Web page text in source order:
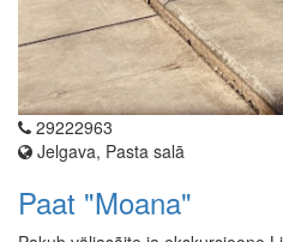
29222963
Jelgava, Pasta salā
Paat "Moana"